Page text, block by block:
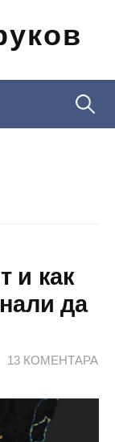
и как
да
13 КОМЕНТАРА